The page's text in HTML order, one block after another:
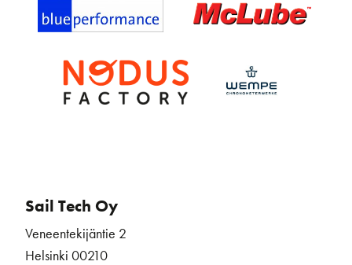
Sail Tech Oy
Veneentekijäntie 2
Helsinki 00210